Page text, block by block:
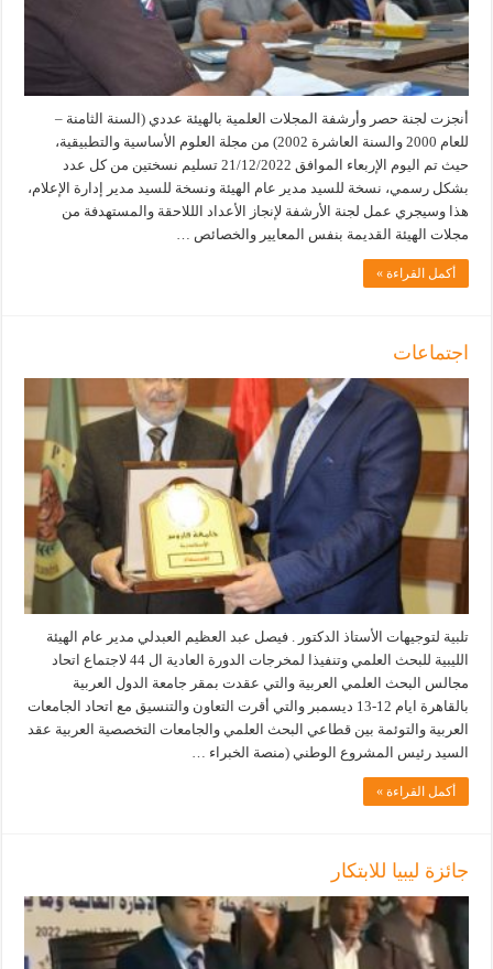
أنجزت لجنة حصر وأرشفة المجلات العلمية بالهيئة عددي (السنة الثامنة –
للعام 2000 والسنة العاشرة 2002) من مجلة العلوم الأساسية والتطبيقية،
حيث تم اليوم الإربعاء الموافق 21/12/2022 تسليم نسختين من كل عدد
بشكل رسمي، نسخة للسيد مدير عام الهيئة ونسخة للسيد مدير إدارة الإعلام،
هذا وسيجري عمل لجنة الأرشفة لإنجاز الأعداد الللاحقة والمستهدفة من
مجلات الهيئة القديمة بنفس المعايير والخصائص …
أكمل القراءة »
اجتماعات
تلبية لتوجيهات الأستاذ الدكتور . فيصل عبد العظيم العبدلي مدير عام الهيئة
الليبية للبحث العلمي وتنفيذا لمخرجات الدورة العادية ال 44 لاجتماع اتحاد
مجالس البحث العلمي العربية والتي عقدت بمقر جامعة الدول العربية
بالقاهرة ايام 12-13 ديسمبر والتي أقرت التعاون والتنسيق مع اتحاد الجامعات
العربية والتوئمة بين قطاعي البحث العلمي والجامعات التخصصية العربية عقد
السيد رئيس المشروع الوطني (منصة الخبراء …
أكمل القراءة »
جائزة ليبيا للابتكار